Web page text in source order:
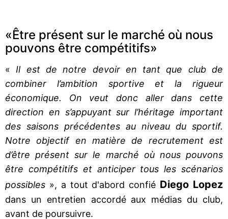
«Être présent sur le marché où nous
pouvons être compétitifs»
« Il est de notre devoir en tant que club de
combiner l’ambition sportive et la rigueur
économique. On veut donc aller dans cette
direction en s’appuyant sur l’héritage important
des saisons précédentes au niveau du sportif.
Notre objectif en matière de recrutement est
d’être présent sur le marché où nous pouvons
être compétitifs et anticiper tous les scénarios
possibles », a tout d'abord confié Diego Lopez
dans un entretien accordé aux médias du club,
avant de poursuivre.